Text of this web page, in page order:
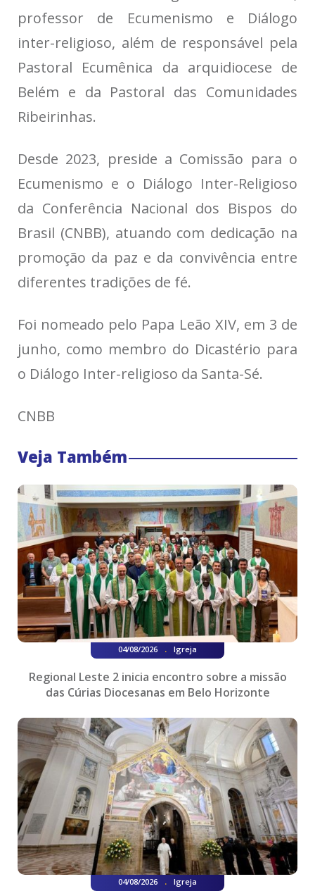
professor de Ecumenismo e Diálogo
inter-religioso, além de responsável pela
Pastoral Ecumênica da arquidiocese de
Belém e da Pastoral das Comunidades
Ribeirinhas.
Desde 2023, preside a Comissão para o
Ecumenismo e o Diálogo Inter-Religioso
da Conferência Nacional dos Bispos do
Brasil (CNBB), atuando com dedicação na
promoção da paz e da convivência entre
diferentes tradições de fé.
Foi nomeado pelo Papa Leão XIV, em 3 de
junho, como membro do Dicastério para
o Diálogo Inter-religioso da Santa-Sé.
CNBB
Veja Também
04/08/2026 . Igreja
Regional Leste 2 inicia encontro sobre a missão
das Cúrias Diocesanas em Belo Horizonte
04/08/2026 . Igreja